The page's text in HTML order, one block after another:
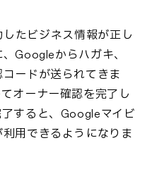
たビジネス情報が正し
Googleからハガキ、
ードが送られてきま
オーナー確認を完了し
すると、Googleマイビ
用できるようになりま